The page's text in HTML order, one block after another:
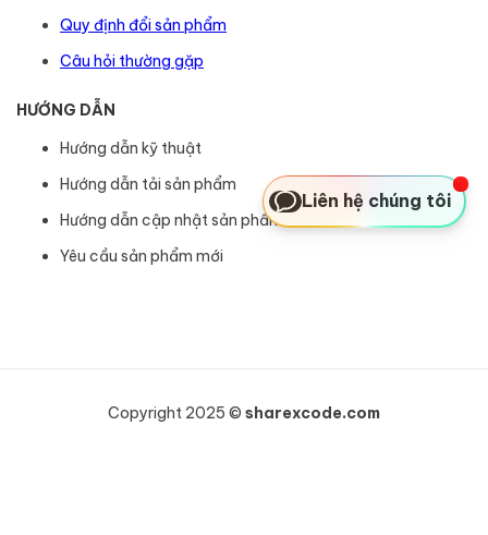
Quy định đổi sản phẩm
Câu hỏi thường gặp
HƯỚNG DẪN
Hướng dẫn kỹ thuật
Hướng dẫn tải sản phẩm
Hướng dẫn cập nhật sản phẩm
Yêu cầu sản phẩm mới
Copyright 2025 © sharexcode.com
Liên hệ chúng tôi